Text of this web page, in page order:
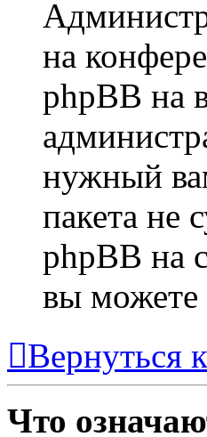
на
phpBB на
нужный
пакета не
phpBB на
вы можете
Вернуться
Что